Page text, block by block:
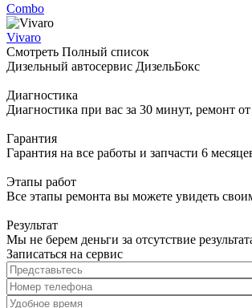
Combo
Vivaro
Смотреть Полный список
Дизельный автосервис ДизельБокс
Диагностика
Диагностика при вас за 30 минут, ремонт от
Гарантия
Гарантия на все работы и запчасти 6
Этапы работ
Все этапы ремонта вы можете увидеть
Результат
Мы не берем деньги за отсутствие
Записаться на сервис
Представьтесь
Номер телефона
Удобное время